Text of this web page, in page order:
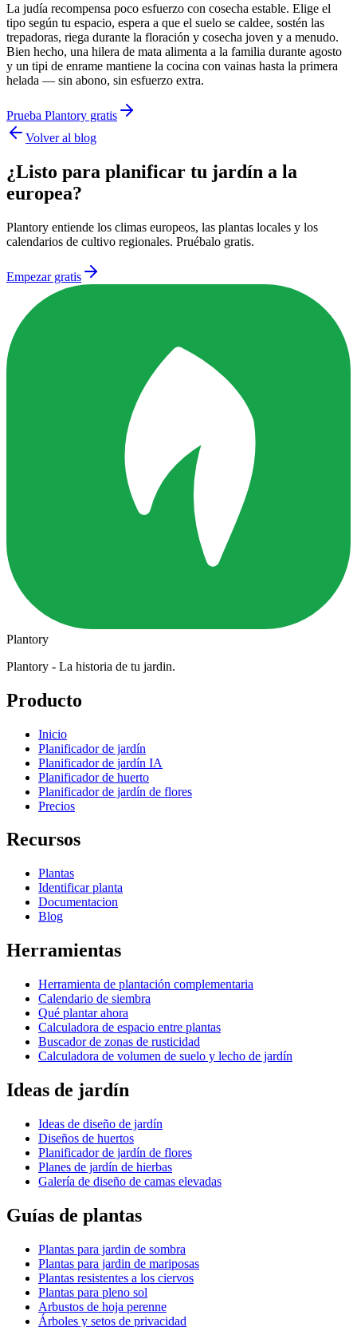
La judía recompensa poco esfuerzo con cosecha estable. Elige el
tipo según tu espacio, espera a que el suelo se caldee, sostén las
trepadoras, riega durante la floración y cosecha joven y a menudo.
Bien hecho, una hilera de mata alimenta a la familia durante agosto
y un tipi de enrame mantiene la cocina con vainas hasta la primera
helada — sin abono, sin esfuerzo extra.
Prueba Plantory gratis
Volver al blog
¿Listo para planificar tu jardín a la
europea?
Plantory entiende los climas europeos, las plantas locales y los
calendarios de cultivo regionales. Pruébalo gratis.
Empezar gratis
Plantory
Plantory - La historia de tu jardin.
Producto
Inicio
Planificador de jardín
Planificador de jardín IA
Planificador de huerto
Planificador de jardín de flores
Precios
Recursos
Plantas
Identificar planta
Documentacion
Blog
Herramientas
Herramienta de plantación complementaria
Calendario de siembra
Qué plantar ahora
Calculadora de espacio entre plantas
Buscador de zonas de rusticidad
Calculadora de volumen de suelo y lecho de jardín
Ideas de jardín
Ideas de diseño de jardín
Diseños de huertos
Planificador de jardín de flores
Planes de jardín de hierbas
Galería de diseño de camas elevadas
Guías de plantas
Plantas para jardin de sombra
Plantas para jardin de mariposas
Plantas resistentes a los ciervos
Plantas para pleno sol
Arbustos de hoja perenne
Árboles y setos de privacidad